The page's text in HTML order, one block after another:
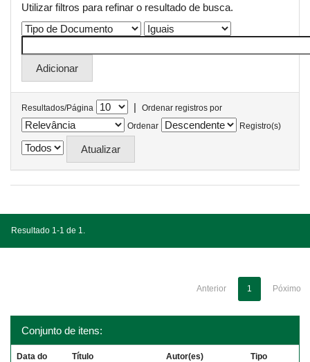
Utilizar filtros para refinar o resultado de busca.
Resultados/Página |
Ordenar registros por
Ordenar
Registro(s)
Resultado 1-1 de 1.
Anterior 1 Póximo
Conjunto de itens:
Data do
Título Autor(es) Tipo